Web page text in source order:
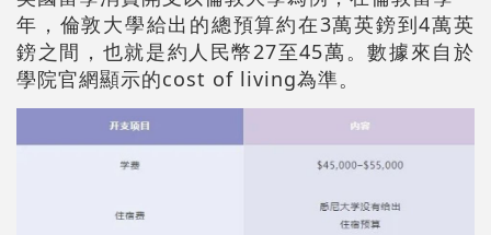
年，倫敦大學給出的總預算約在3萬英鎊到4萬英
鎊之間，也就是約人民幣27至45萬。數據來自於
學院官網顯示的cost of living為準。